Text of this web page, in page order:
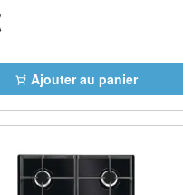
Ajouter au panier